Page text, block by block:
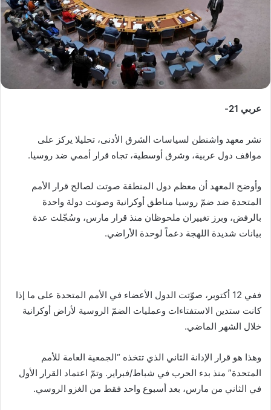
ا
إ
ل
ك
ت
ر
ا
عربي 21-
نشر معهد واشنطن لسياسات الشرق الأدنى، تحليلا يركز على
مواقف دول عربية، وشرق أوسطية، تجاه قرار أممي ضد روسيا.
وأوضح المعهد أن معظم دول المنطقة صوتت لصالح قرار الأمم
المتحدة ضد ضمّ روسيا مناطق أوكرانية وصوتت دولة واحدة
بالرفض، وبرز تغييران ملحوظان منذ قرار مارس، وسُجّلت عدة
بيانات شديدة اللهجة دعماً لوحدة الأراضي.
ففي 12 أكتوبر، صوّتت الدول الأعضاء في الأمم المتحدة على ما إذا
كانت ستدين الاستفتاءات وعمليات الضمّ الروسية لأراض أوكرانية
خلال الشهر الماضي.
وهذا هو قرار الإدانة الثاني الذي تتخذه “الجمعية العامة للأمم
المتحدة” منذ بدء الحرب في شباط/فبراير. وتمّ اعتماد القرار الأول
في الثاني من مارس، بعد أسبوع واحد فقط من الغزو الروسي.